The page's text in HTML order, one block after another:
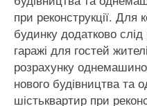
при реконструкції. Для
будинку додатково
гаражі для гостей
розрахунку
нового будівництва та
шістьквартир при